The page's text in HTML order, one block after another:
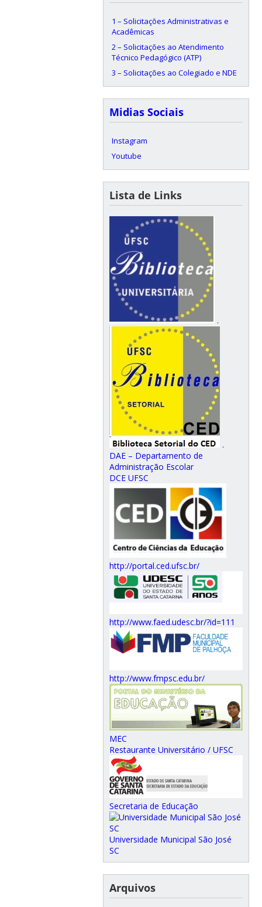
1 – Solicitações Administrativas e
Acadêmicas
2 – Solicitações ao Atendimento
Técnico Pedagógico (ATP)
3 – Solicitações ao Colegiado e NDE
Midias Sociais
Instagram
Youtube
Lista de Links
.
.
DAE – Departamento de
Administração Escolar
DCE UFSC
http://portal.ced.ufsc.br/
http://www.faed.udesc.br/?id=111
http://www.fmpsc.edu.br/
MEC
Restaurante Universitário / UFSC
Secretaria de Educação
Universidade Municipal São José
SC
Arquivos